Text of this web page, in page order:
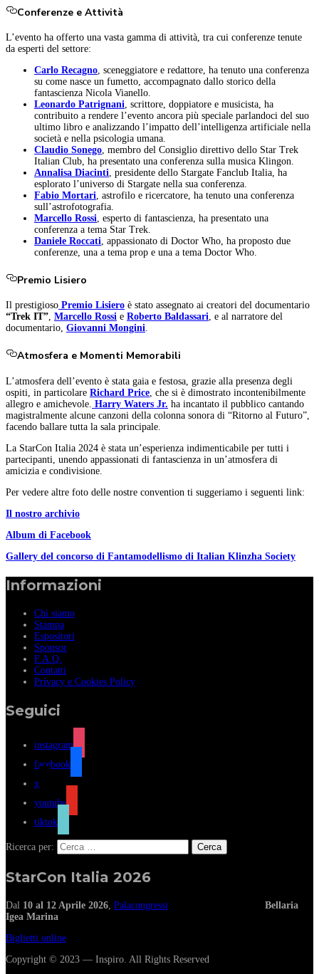
Conferenze e Attività
L’evento ha offerto una vasta gamma di attività, tra cui conferenze tenute
da esperti del settore:
Carlo Recagno, sceneggiatore e redattore, ha tenuto una conferenza
su come nasce un fumetto, accompagnato dallo storico della
fantascienza Nicola Vianello.
Leonardo Patrignani, scrittore, doppiatore e musicista, ha
contribuito a rendere l’evento ancora più speciale parlandoci del suo
ultimo libro e analizzando l’impatto dell’intelligenza artificiale nella
società e nella psicologia umana.
Claudio Sonego, membro del Consiglio direttivo dello Star Trek
Italian Club, ha presentato una conferenza sulla musica Klingon.
Annalisa Diacinti, presidente dello Stargate Fanclub Italia, ha
esplorato l’universo di Stargate nella sua conferenza.
Fabio Mortari, astrofilo e ricercatore, ha tenuto una conferenza
sull’astrofotografia.
Marcello Rossi, esperto di fantascienza, ha presentato una
conferenza a tema Star Trek.
Daniele Roccati, appassionato di Doctor Who, ha proposto due
conferenze, una a tema prop e una a tema Doctor Who.
Premio Lisiero
Il prestigioso Premio Lisiero è stato assegnato ai creatori del documentario
“Trek IT”, Marcello Rossi e Roberto Baldassari, e al narratore del
documentario, Giovanni Mongini.
Atmosfera e Momenti Memorabili
L’atmosfera dell’evento è stata gaia e festosa, grazie alla presenza degli
ospiti, in particolare Richard Price , che si è dimostrato incontenibilmente
allegro e amichevole. Harry Waters Jr. ha incantato il pubblico cantando
magistralmente alcune canzoni della colonna sonora di “Ritorno al Futuro”,
facendo ballare tutta la sala principale.
La StarCon Italia 2024 è stata un’esperienza indimenticabile per tutti i
partecipanti, unendo appassionati di fantascienza in un’atmosfera di
amicizia e condivisione.
Per vedere altre foto delle nostre convention ti suggeriamo i seguenti link:
Il nostro archivio
Album di Facebook
Gallery del concorso di Fantamodellismo di Italian Klinzha Society
Informazioni
Chi siamo
Stampa
Espositori
Sponsor
F.A.Q.
Contatti
Privacy e Cookies Policy
Seguici
instagram
facebook
x
youtube
tiktok
Ricerca per:
StarCon Italia 2026
Dal 10 al 12 Aprile 2026 Palacongressi
Bellaria
Igea Marina
Biglietti online
Copyright © 2023 — Inspiro. All Rights Reserved